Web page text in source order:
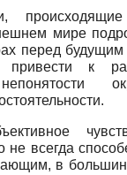
мире
перед
к
непонятости
не всегда
в